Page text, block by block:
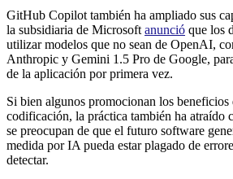
GitHub Copilot también ha ampliado sus
la subsidiaria de Microsoft anunció que los
utilizar modelos que no sean de OpenAI,
Anthropic y Gemini 1.5 Pro de Google,
de la aplicación por primera vez.
Si bien algunos promocionan los
codificación, la práctica también ha atraído
se preocupan de que el futuro software
medida por IA pueda estar plagado de
detectar.